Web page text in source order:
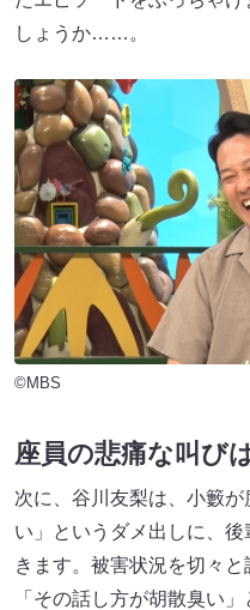
しょうか……。
©MBS
座員の悲痛な叫び
次に、谷川友梨は、小籔
い」というダメ出しに、
きます。被害状況を切々
「その話し方が胡散臭い」